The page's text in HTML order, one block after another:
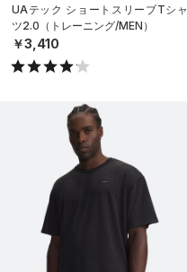
UAテック ショートスリーブTシャ
ツ2.0（トレーニング/MEN）
￥3,410